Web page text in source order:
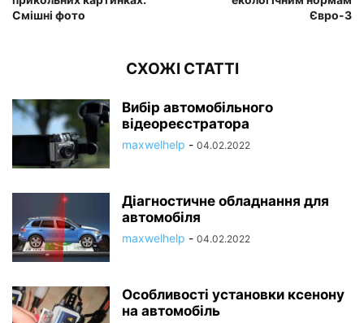
Смішні фото
Євро-3
СХОЖІ СТАТТІ
Вибір автомобільного
відеореєстратора
maxwelhelp - 04.02.2022
Діагностичне обладнання для
автомобіля
maxwelhelp - 04.02.2022
Особливості установки ксенону
на автомобіль